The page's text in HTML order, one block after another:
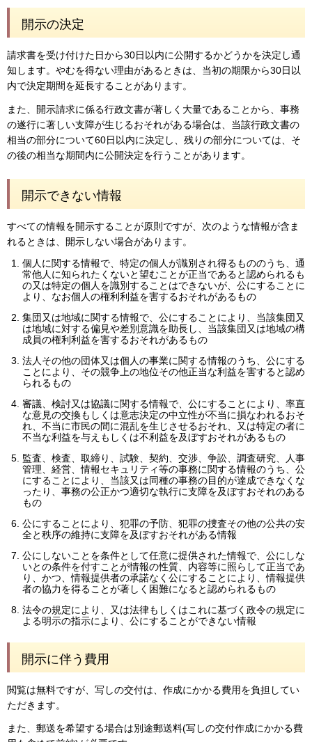
開示の決定
請求書を受け付けた日から30日以内に公開するかどうかを決定し通
知します。やむを得ない理由があるときは、当初の期限から30日以
内で決定期間を延長することがあります。
また、開示請求に係る行政文書が著しく大量であることから、事務
の遂行に著しい支障が生じるおそれがある場合は、当該行政文書の
相当の部分について60日以内に決定し、残りの部分については、そ
の後の相当な期間内に公開決定を行うことがあります。
開示できない情報
すべての情報を開示することが原則ですが、次のような情報が含ま
れるときは、開示しない場合があります。
個人に関する情報で、特定の個人が識別され得るもののうち、通
常他人に知られたくないと望むことが正当であると認められるも
の又は特定の個人を識別することはできないが、公にすることに
より、なお個人の権利利益を害するおそれがあるもの
集団又は地域に関する情報で、公にすることにより、当該集団又
は地域に対する偏見や差別意識を助長し、当該集団又は地域の構
成員の権利利益を害するおそれがあるもの
法人その他の団体又は個人の事業に関する情報のうち、公にする
ことにより、その競争上の地位その他正当な利益を害すると認め
られるもの
審議、検討又は協議に関する情報で、公にすることにより、率直
な意見の交換もしくは意志決定の中立性が不当に損なわれるおそ
れ、不当に市民の間に混乱を生じさせるおそれ、又は特定の者に
不当な利益を与えもしくは不利益を及ぼすおそれがあるもの
監査、検査、取締り、試験、契約、交渉、争訟、調査研究、人事
管理、経営、情報セキュリティ等の事務に関する情報のうち、公
にすることにより、当該又は同種の事務の目的が達成できなくな
ったり、事務の公正かつ適切な執行に支障を及ぼすおそれのある
もの
公にすることにより、犯罪の予防、犯罪の捜査その他の公共の安
全と秩序の維持に支障を及ぼすおそれがある情報
公にしないことを条件として任意に提供された情報で、公にしな
いとの条件を付すことが情報の性質、内容等に照らして正当であ
り、かつ、情報提供者の承諾なく公にすることにより、情報提供
者の協力を得ることが著しく困難になると認められるもの
法令の規定により、又は法律もしくはこれに基づく政令の規定に
よる明示の指示により、公にすることができない情報
開示に伴う費用
閲覧は無料ですが、写しの交付は、作成にかかる費用を負担してい
ただきます。
また、郵送を希望する場合は別途郵送料(写しの交付作成にかかる費